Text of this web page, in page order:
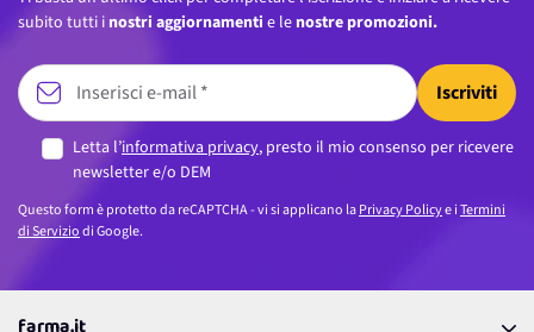
subito tutti i nostri aggiornamenti e le nostre promozioni.
Iscriviti
Letta l’informativa privacy, presto il mio consenso per ricevere
newsletter e/o DEM
Questo form è protetto da reCAPTCHA - vi si applicano laPrivacy Policye iTermini
di Serviziodi Google.